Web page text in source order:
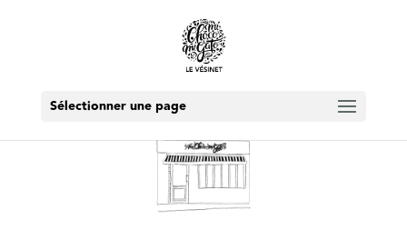
Sélectionner une page